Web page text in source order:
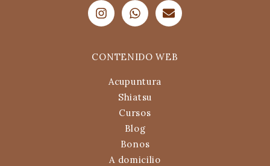
CONTENIDO WEB
Acupuntura
Shiatsu
Cursos
Blog
Bonos
A domicilio